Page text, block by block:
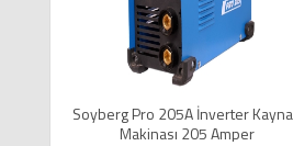
Soyberg Pro 205A İnverter
Makinası 205 Amper